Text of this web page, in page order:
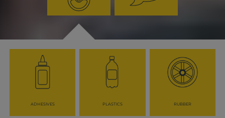
ADHESIVES PLASTICS RUBBER